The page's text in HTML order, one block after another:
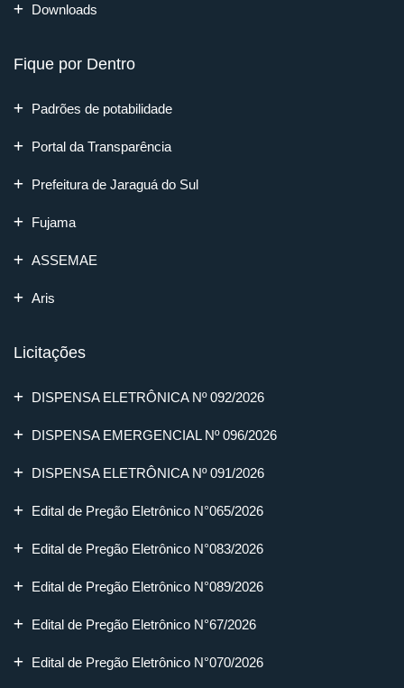
Downloads
Fique por Dentro
Padrões de potabilidade
Portal da Transparência
Prefeitura de Jaraguá do Sul
Fujama
ASSEMAE
Aris
Licitações
DISPENSA ELETRÔNICA Nº 092/2026
DISPENSA EMERGENCIAL Nº 096/2026
DISPENSA ELETRÔNICA Nº 091/2026
Edital de Pregão Eletrônico N°065/2026
Edital de Pregão Eletrônico N°083/2026
Edital de Pregão Eletrônico N°089/2026
Edital de Pregão Eletrônico N°67/2026
Edital de Pregão Eletrônico N°070/2026